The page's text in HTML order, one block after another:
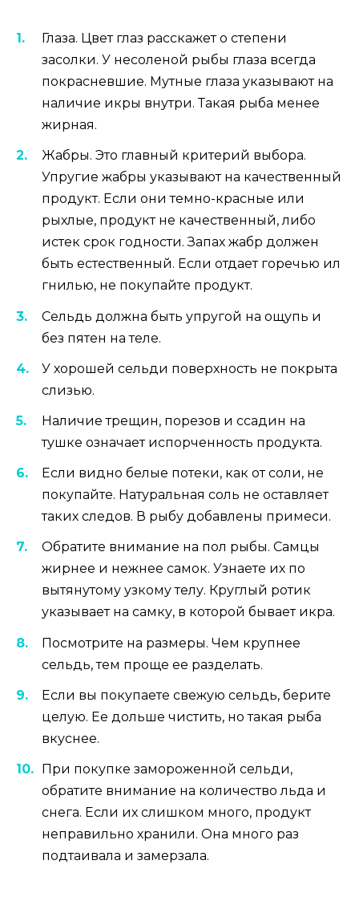
Глаза. Цвет глаз расскажет о степени
засолки. У несоленой рыбы глаза всегда
покрасневшие. Мутные глаза указывают на
наличие икры внутри. Такая рыба менее
жирная.
Жабры. Это главный критерий выбора.
Упругие жабры указывают на качественный
продукт. Если они темно-красные или
рыхлые, продукт не качественный, либо
истек срок годности. Запах жабр должен
быть естественный. Если отдает горечью ил
гнилью, не покупайте продукт.
Сельдь должна быть упругой на ощупь и
без пятен на теле.
У хорошей сельди поверхность не покрыта
слизью.
Наличие трещин, порезов и ссадин на
тушке означает испорченность продукта.
Если видно белые потеки, как от соли, не
покупайте. Натуральная соль не оставляет
таких следов. В рыбу добавлены примеси.
Обратите внимание на пол рыбы. Самцы
жирнее и нежнее самок. Узнаете их по
вытянутому узкому телу. Круглый ротик
указывает на самку, в которой бывает икра.
Посмотрите на размеры. Чем крупнее
сельдь, тем проще ее разделать.
Если вы покупаете свежую сельдь, берите
целую. Ее дольше чистить, но такая рыба
вкуснее.
При покупке замороженной сельди,
обратите внимание на количество льда и
снега. Если их слишком много, продукт
неправильно хранили. Она много раз
подтаивала и замерзала.